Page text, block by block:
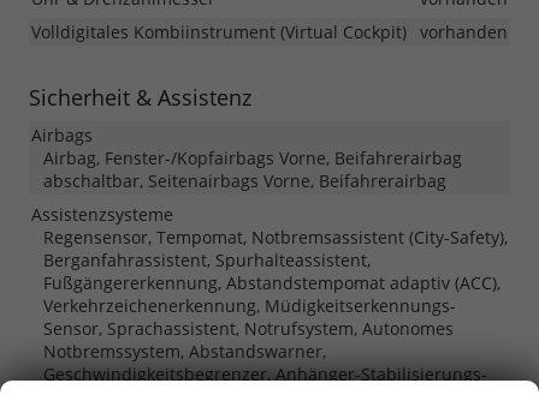
Volldigitales Kombiinstrument (Virtual Cockpit) vorhanden
Sicherheit & Assistenz
Airbags
Airbag, Fenster-/Kopfairbags Vorne, Beifahrerairbag
abschaltbar, Seitenairbags Vorne, Beifahrerairbag
Assistenzsysteme
Regensensor, Tempomat, Notbremsassistent (City-Safety),
Berganfahrassistent, Spurhalteassistent,
Fußgängererkennung, Abstandstempomat adaptiv (ACC),
Verkehrzeichenerkennung, Müdigkeitserkennungs-
Sensor, Sprachassistent, Notrufsystem, Autonomes
Notbremssystem, Abstandswarner,
Geschwindigkeitsbegrenzer, Anhänger-Stabilisierungs-